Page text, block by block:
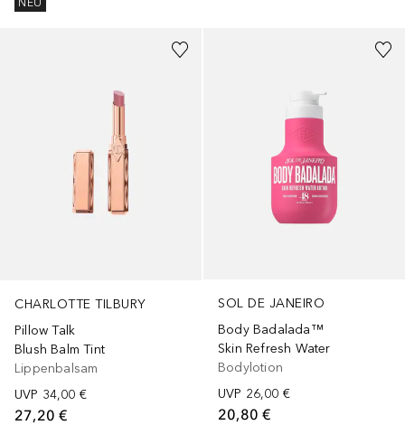
NEU
CHARLOTTE TILBURY
Pillow Talk
Blush Balm Tint
Lippenbalsam
UVP 34,00 €
27,20 €
SOL DE JANEIRO
Body Badalada™
Skin Refresh Water
Bodylotion
UVP 26,00 €
20,80 €